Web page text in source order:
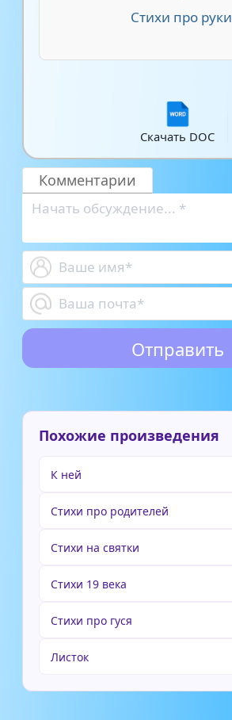
Стихи про руки
Скачать DOC
Комментарии
Похожие произведения
К ней
Стихи про родителей
Стихи на святки
Стихи 19 века
Стихи про гуся
Листок